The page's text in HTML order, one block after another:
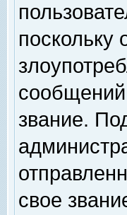
поскольку
звание.
свое